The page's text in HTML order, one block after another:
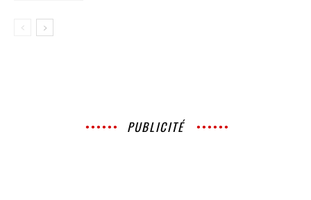
PUBLICITÉ